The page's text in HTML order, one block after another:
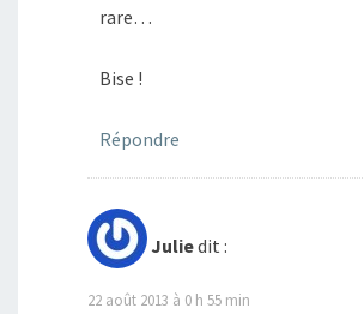
rare…
Bise !
Répondre
Juliedit :
22 août 2013 à 0 h 55 min